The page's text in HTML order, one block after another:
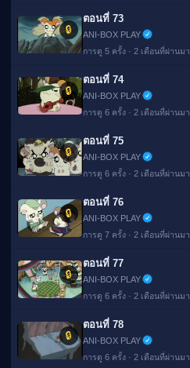
🔒
ตอนที่ 73
ANI-BOX PLAY
การดู 5 ครั้ง · 2 เดือนที่ผ่านมา
🔒
ตอนที่ 74
ANI-BOX PLAY
การดู 6 ครั้ง · 2 เดือนที่ผ่านมา
🔒
ตอนที่ 75
ANI-BOX PLAY
การดู 6 ครั้ง · 2 เดือนที่ผ่านมา
🔒
ตอนที่ 76
ANI-BOX PLAY
การดู 7 ครั้ง · 2 เดือนที่ผ่านมา
🔒
ตอนที่ 77
ANI-BOX PLAY
การดู 6 ครั้ง · 2 เดือนที่ผ่านมา
🔒
ตอนที่ 78
ANI-BOX PLAY
การดู 6 ครั้ง · 2 เดือนที่ผ่านมา